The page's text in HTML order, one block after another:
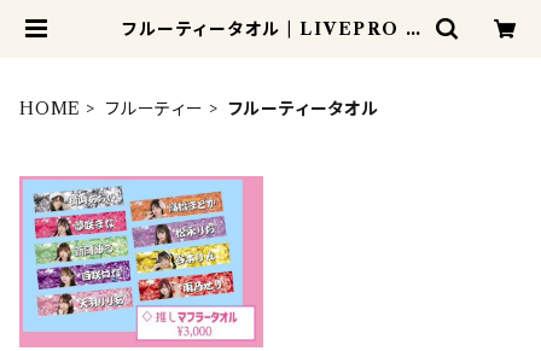
フルーティータオル | LIVEPRO S
HOME フルーティー フルーティータオル